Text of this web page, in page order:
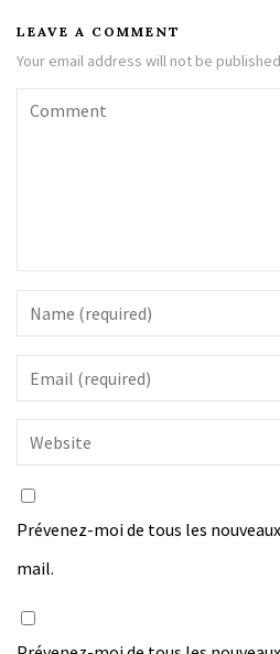
LEAVE A COMMENT
Your email address will not be
Prévenez-moi de tous les
mail.